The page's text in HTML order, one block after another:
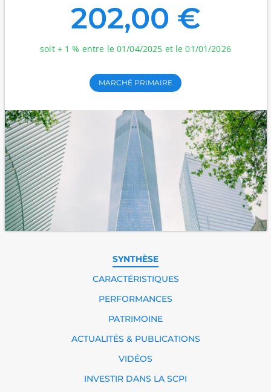
202,00 €
soit + 1 % entre le 01/04/2025 et le 01/01/2026
MARCHÉ PRIMAIRE
SYNTHÈSE
CARACTÉRISTIQUES
PERFORMANCES
PATRIMOINE
ACTUALITÉS & PUBLICATIONS
VIDÉOS
INVESTIR DANS LA SCPI